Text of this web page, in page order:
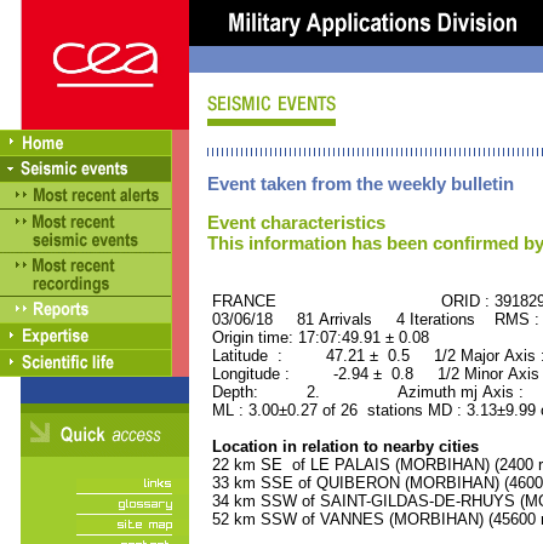
Event taken from the weekly bulletin
Event characteristics
This information has been confirmed
FRANCE ORID :
03/06/18 81 Arrivals 4 Iterations RMS
Origin time: 17:07:49.91 ± 0.08
Latitude : 47.21 ± 0.5 1/2 Major
Longitude : -2.94 ± 0.8 1/2 Minor
Depth: 2. Azimuth mj Axis :
ML : 3.00±0.27 of 26 stations MD :
Location in relation to nearby cities
22 km SE of LE PALAIS (MORBIHAN) (2400
33 km SSE of QUIBERON (MORBIHAN)
34 km SSW of SAINT-GILDAS-DE-RHUYS
52 km SSW of VANNES (MORBIHAN) (45600